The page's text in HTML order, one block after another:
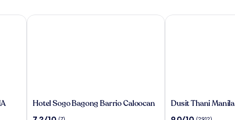
3 MNL
Hotel
Hotel Sogo Bagong Barrio Caloocan
7.2
Hotel Sogo Bagong Barrio Caloocan
Dusit
Dusit Thani Manila
9.0
Dusit Thani Manila